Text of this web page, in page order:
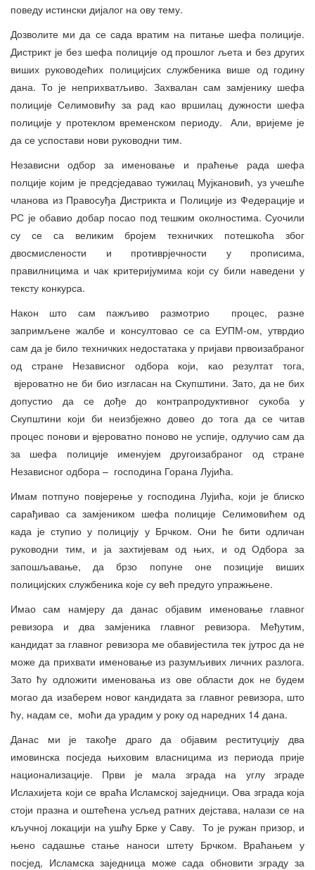
поведу истински дијалог на ову тему.
Дозволите ми да се сада вратим на питање шефа полиције.
Дистрикт је без шефа полиције од прошлог љета и без других
виших руководећих полицијсих службеника више од годину
дана. То је неприхватљиво. Захвалан сам замјенику шефа
полиције Селимовићу за рад као вршилац дужности шефа
полиције у протеклом временском периоду. Али, вријеме је
да се успостави нови руководни тим.
Независни одбор за именовање и праћење рада шефа
полције којим је предсједавао тужилац Мујкановић, уз учешће
чланова из Правосуђа Дистрикта и Полиције из Федерације и
РС је обавио добар посао под тешким околностима. Суочили
су се са великим бројем техничких потешкоћа због
двосмислености и противрјечности у прописима,
правилницима и чак критеријумима који су били наведени у
тексту конкурса.
Након што сам пажљиво размотрио процес, разне
запримљене жалбе и консултовао се са ЕУПМ-ом, утврдио
сам да је било техничких недостатака у пријави првоизабраног
од стране Независног одбора који, као резултат тога,
вјероватно не би био изгласан на Скупштини. Зато, да не бих
допустио да се дође до контрапродуктивног сукоба у
Скупштини који би неизбјежно довео до тога да се читав
процес понови и вјероватно поново не успије, одлучио сам да
за шефа полиције именујем другоизабраног од стране
Независног одбора – господина Горана Лујића.
Имам потпуно повјерење у господина Лујића, који је блиско
сарађивао са замјеником шефа полиције Селимовићем од
када је ступио у полицију у Брчком. Они ће бити одличан
руководни тим, и ја захтијевам од њих, и од Одбора за
запошљавање, да брзо попуне оне позиције виших
полицијских службеника које су већ предуго упражњене.
Имао сам намјеру да данас објавим именовање главног
ревизора и два замјеника главног ревизора. Међутим,
кандидат за главног ревизора ме обавијестила тек јутрос да не
може да прихвати именовање из разумљивих личних разлога.
Зато ћу одложити именовања из ове области док не будем
могао да изаберем новог кандидата за главног ревизора, што
ћу, надам се, моћи да урадим у року од наредних 14 дана.
Данас ми је такође драго да објавим реституцију два
имовинска посједа њиховим власницима из периода прије
национализације. Први је мала зграда на углу зграде
Ислахијета који се враћа Исламској заједници. Ова зграда која
стоји празна и оштећена усљед ратних дејстава, налази се на
кључној локацији на ушћу Брке у Саву. То је ружан призор, и
њено садашње стање наноси штету Брчком. Враћањем у
посјед, Исламска заједница може сада обновити зграду за